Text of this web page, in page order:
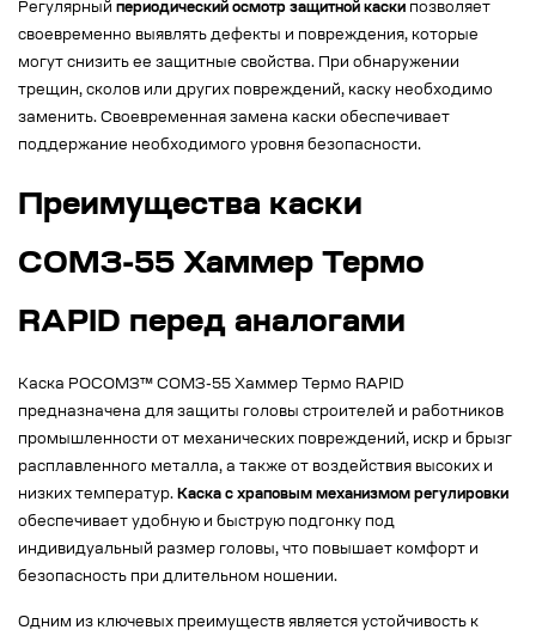
Регулярный периодический осмотр защитной каски позволяет
своевременно выявлять дефекты и повреждения, которые
могут снизить ее защитные свойства. При обнаружении
трещин, сколов или других повреждений, каску необходимо
заменить. Своевременная замена каски обеспечивает
поддержание необходимого уровня безопасности.
Преимущества каски
СОМЗ-55 Хаммер Термо
RAPID перед аналогами
Каска РОСОМЗ™ СОМЗ-55 Хаммер Термо RAPID
предназначена для защиты головы строителей и работников
промышленности от механических повреждений, искр и брызг
расплавленного металла, а также от воздействия высоких и
низких температур. Каска с храповым механизмом регулировки
обеспечивает удобную и быструю подгонку под
индивидуальный размер головы, что повышает комфорт и
безопасность при длительном ношении.
Одним из ключевых преимуществ является устойчивость к